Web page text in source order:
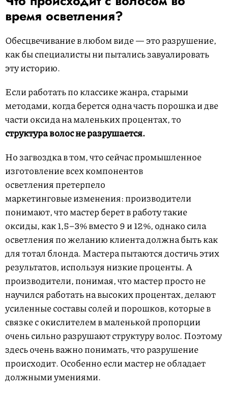
время осветления?
Обесцвечивание в любом виде — это разрушение,
как бы специалисты ни пытались завуалировать
эту историю.
Если работать по классике жанра, старыми
методами, когда берется одна часть порошка и две
части оксида на маленьких процентах, то
структура волос не разрушается.
Но загвоздка в том, что сейчас промышленное
изготовление всех компонентов
осветления претерпело
маркетинговые изменения: производители
понимают, что мастер берет в работу такие
оксиды, как 1,5–3% вместо 9 и 12%, однако сила
осветления по желанию клиента должна быть как
для тотал блонда. Мастера пытаются достичь этих
результатов, используя низкие проценты. А
производители, понимая, что мастер просто не
научился работать на высоких процентах, делают
усиленные составы солей и порошков, которые в
связке с окислителем в маленькой пропорции
очень сильно разрушают структуру волос. Поэтому
здесь очень важно понимать, что разрушение
происходит. Особенно если мастер не обладает
должными умениями.